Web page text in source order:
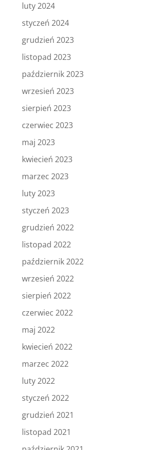
luty 2024
styczeń 2024
grudzień 2023
listopad 2023
październik 2023
wrzesień 2023
sierpień 2023
czerwiec 2023
maj 2023
kwiecień 2023
marzec 2023
luty 2023
styczeń 2023
grudzień 2022
listopad 2022
październik 2022
wrzesień 2022
sierpień 2022
czerwiec 2022
maj 2022
kwiecień 2022
marzec 2022
luty 2022
styczeń 2022
grudzień 2021
listopad 2021